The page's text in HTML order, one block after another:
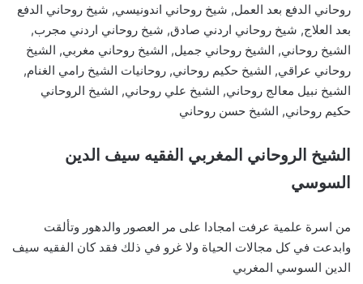
روحاني الدفع بعد العمل, شيخ روحاني اندونيسي, شيخ روحاني الدفع
بعد العلاج, شيخ روحاني اردني صادق, شيخ روحاني اردني مجرب,
الشيخ روحاني, الشيخ روحاني جميل, الشيخ روحاني مغربي, الشيخ
روحاني عراقي, الشيخ حكيم روحاني, روحانيات الشيخ رامي الغنام,
الشيخ نبيل معالج روحاني, الشيخ علي روحاني, الشيخ الروحاني
حكيم روحاني, الشيخ حسن روحاني
الشيخ الروحاني المغربي الفقيه سيف الدين
السوسي
من اسرة علمية عرفت امجادا على مر العصور والدهور وتألقت
وابدعت في كل مجالات الحياة ولا غرو في ذلك فقد كان الفقيه سيف
الدين السوسي المغربي